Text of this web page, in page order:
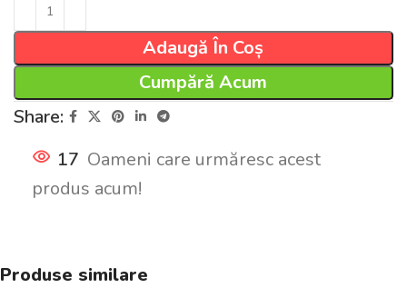
Adaugă În Coș
Cumpără Acum
Share:
17 Oameni care urmăresc acest
produs acum!
Produse similare